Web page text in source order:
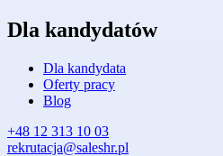
Dla kandydatów
Dla kandydata
Oferty pracy
Blog
+48 12 313 10 03
rekrutacja@saleshr.pl